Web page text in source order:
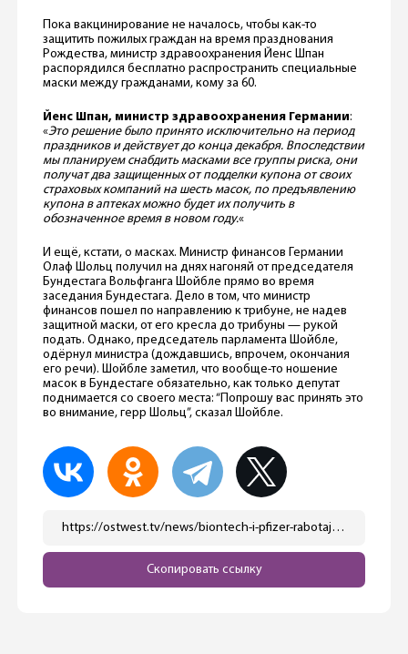
Пока вакцинирование не началось, чтобы как-то
защитить пожилых граждан на время празднования
Рождества, министр здравоохранения Йенс Шпан
распорядился бесплатно распространить специальные
маски между гражданами, кому за 60.
Йенс Шпан, министр здравоохранения Германии:
«Это решение было принято исключительно на период
праздников и действует до конца декабря. Впоследствии
мы планируем снабдить масками все группы риска, они
получат два защищенных от подделки купона от своих
страховых компаний на шесть масок, по предъявлению
купона в аптеках можно будет их получить в
обозначенное время в новом году.«
И ещё, кстати, о масках. Министр финансов Германии
Олаф Шольц получил на днях нагоняй от председателя
Бундестага Вольфганга Шойбле прямо во время
заседания Бундестага. Дело в том, что министр
финансов пошел по направлению к трибуне, не надев
защитной маски, от его кресла до трибуны — рукой
подать. Однако, председатель парламента Шойбле,
одёрнул министра (дождавшись, впрочем, окончания
его речи). Шойбле заметил, что вообще-то ношение
масок в Бундестаге обязательно, как только депутат
поднимается со своего места: “Попрошу вас принять это
во внимание, герр Шольц”, сказал Шойбле.
https://ostwest.tv/news/biontech-i-pfizer-rabotajut-nad-novoj-recepturoj/
Скопировать ссылку